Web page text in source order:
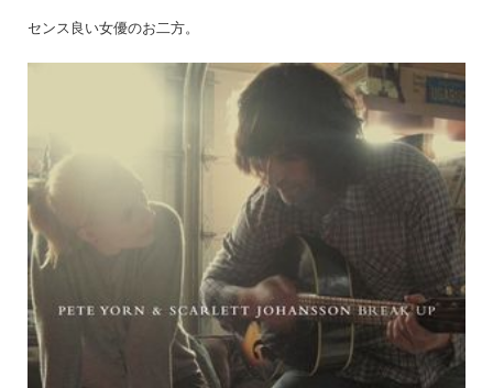
センス良い女優のお二方。